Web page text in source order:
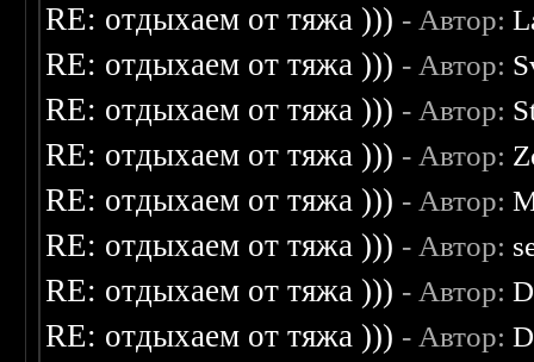
RE: отдыхаем от тяжа ))) - Автор:
RE: отдыхаем от тяжа ))) - Автор:
RE: отдыхаем от тяжа ))) - Автор:
RE: отдыхаем от тяжа ))) - Автор:
RE: отдыхаем от тяжа ))) - Автор:
RE: отдыхаем от тяжа ))) - Автор:
RE: отдыхаем от тяжа ))) - Автор:
RE: отдыхаем от тяжа ))) - Автор: